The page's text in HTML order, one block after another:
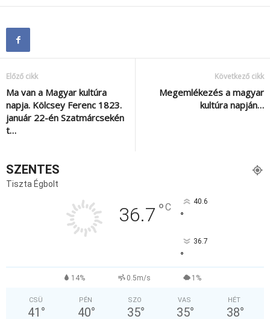
Előző cikk
Ma van a Magyar kultúra
napja. Kölcsey Ferenc 1823.
január 22-én Szatmárcsekén
t…
Következő cikk
Megemlékezés a magyar
kultúra napján…
SZENTES
Tiszta Égbolt
36.7 °C 40.6
°
36.7
°
14% 0.5m/s 1%
CSÜ
41 °
PÉN
40°
SZO
35°
VAS
35°
HÉT
38°